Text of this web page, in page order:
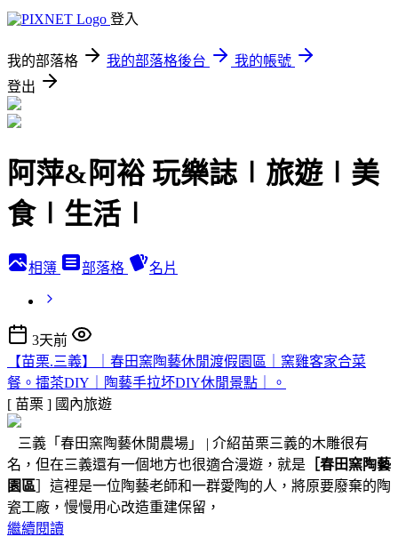
登入
我的部落格 我的部落格後台
我的帳號
登出
阿萍&阿裕 玩樂誌∣旅遊∣美
食∣生活∣
相簿 部落格 名片
3天前
【苗栗.三義】｜春田窯陶藝休閒渡假園區｜窯雞客家合菜
餐。擂茶DIY｜陶藝手拉坏DIY休閒景點｜。
[ 苗栗 ] 國內旅遊
三義「春田窯陶藝休閒農場」 | 介紹苗栗三義的木雕很有
名，但在三義還有一個地方也很適合漫遊，就是 ［春田窯陶藝
園區 ］這裡是一位陶藝老師和一群愛陶的人，將原要廢棄的陶
瓷工廠，慢慢用心改造重建保留，
繼續閱讀